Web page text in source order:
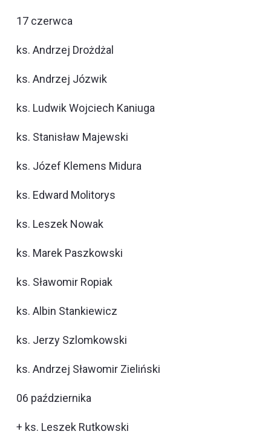
17 czerwca
ks. Andrzej Drożdżal
ks. Andrzej Józwik
ks. Ludwik Wojciech Kaniuga
ks. Stanisław Majewski
ks. Józef Klemens Midura
ks. Edward Molitorys
ks. Leszek Nowak
ks. Marek Paszkowski
ks. Sławomir Ropiak
ks. Albin Stankiewicz
ks. Jerzy Szlomkowski
ks. Andrzej Sławomir Zieliński
06 października
+ ks. Leszek Rutkowski